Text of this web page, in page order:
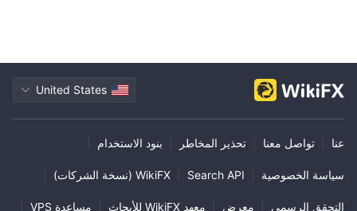
United States
عنا تواصل معنا تحذير المخاطر بنود الاستخدام
سياسة الخصوصية Search API WikiFX (نسخة الشركات)
التحقق الرسمي معرض معهد WikiFX للأبحاث مساعدة VPS